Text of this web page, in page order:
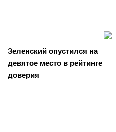
Зеленский опустился на
девятое место в рейтинге
доверия